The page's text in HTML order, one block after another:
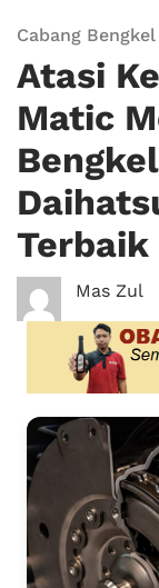
Cabang
Atasi
Matic
Terbaik
Mas Zul